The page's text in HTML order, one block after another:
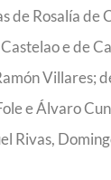
de Rosalía de
e de
Villares;
e Álvaro
Rivas,